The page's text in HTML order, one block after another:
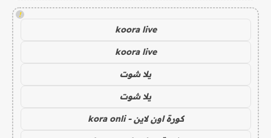
!
koora live
koora live
يلا شوت
يلا شوت
كورة اون لاين - kora onli